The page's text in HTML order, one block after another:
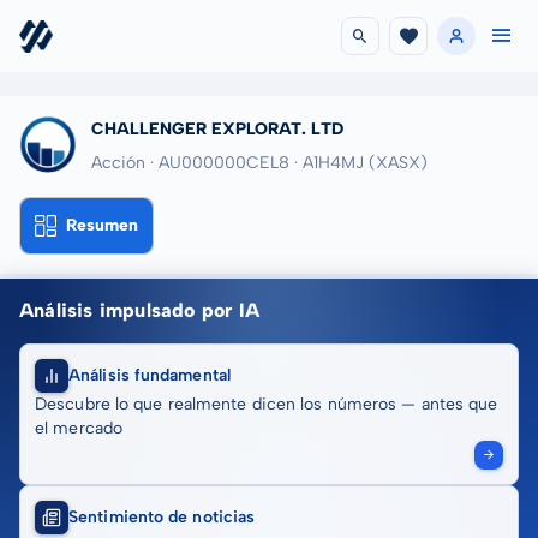
CHALLENGER EXPLORAT. LTD
Acción · AU000000CEL8 · A1H4MJ (XASX)
Resumen
Análisis impulsado por IA
Análisis fundamental
Descubre lo que realmente dicen los números — antes que
el mercado
Sentimiento de noticias